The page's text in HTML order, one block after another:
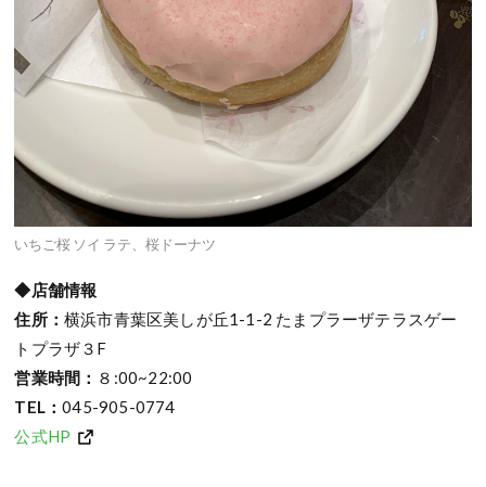
いちご桜 ソイ ラテ、桜ドーナツ
◆店舗情報
住所：横浜市青葉区美しが丘1-1-2 たまプラーザテラスゲー
トプラザ３F
営業時間： ８:00~22:00
TEL：045-905-0774
公式HP